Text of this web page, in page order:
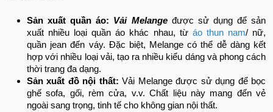
Sản xuất quần áo: Vải Melangeđược sử dụng để sản
xuất nhiều loại quần áo khác nhau, từ áo thun nam/ nữ,
quần jean đến váy. Đặc biệt, Melange có thể dễ dàng kết
hợp với nhiều loại vải, tạo ra nhiều kiểu dáng và phong cách
thời trang đa dạng.
Sản xuất đồ nội thất: Vải Melange được sử dụng để bọc
ghế sofa, gối, rèm cửa, v.v. Chất liệu này mang đến vẻ
ngoài sang trọng, tinh tế cho không gian nội thất.